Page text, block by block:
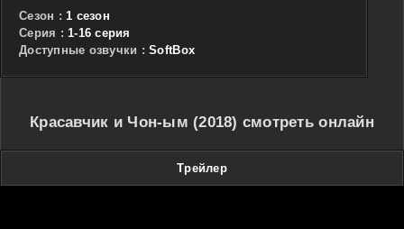
Сезон : 1 сезон
Cерия : 1-16 серия
Доступные озвучки : SoftBox
Красавчик и Чон-ым (2018) смотреть онлайн
Трейлер